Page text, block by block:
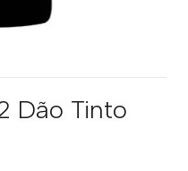
Dão Tinto